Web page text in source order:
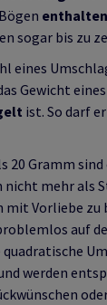
enthalten
sogar bis zu
eines
Gewicht
ist. So darf
20 Gramm
mehr als
Vorliebe zu
auf
werden